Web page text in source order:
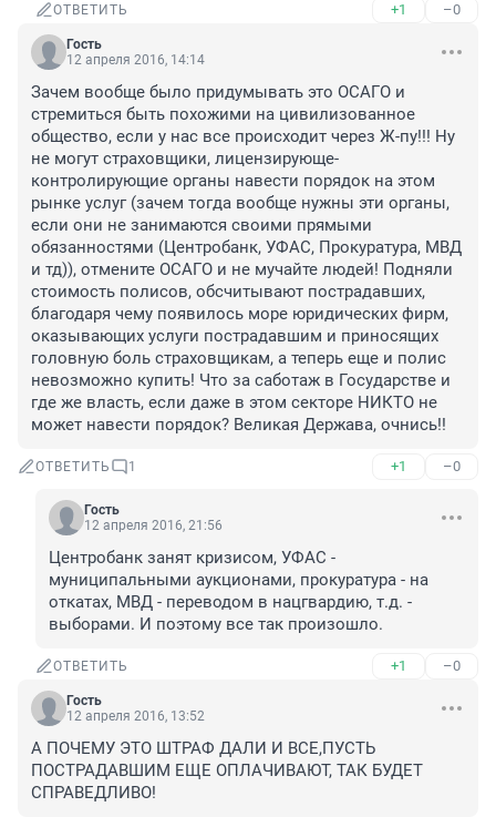
ОТВЕТИТЬ +1 –0
Гость
12 апреля 2016, 14:14
Зачем вообще было придумывать это ОСАГО и
стремиться быть похожими на цивилизованное
общество, если у нас все происходит через Ж-пу!!! Ну
не могут страховщики, лицензирующе-
контролирующие органы навести порядок на этом
рынке услуг (зачем тогда вообще нужны эти органы,
если они не занимаются своими прямыми
обязанностями (Центробанк, УФАС, Прокуратура, МВД
и тд)), отмените ОСАГО и не мучайте людей! Подняли
стоимость полисов, обсчитывают пострадавших,
благодаря чему появилось море юридических фирм,
оказывающих услуги пострадавшим и приносящих
головную боль страховщикам, а теперь еще и полис
невозможно купить! Что за саботаж в Государстве и
где же власть, если даже в этом секторе НИКТО не
может навести порядок? Великая Держава, очнись!!
ОТВЕТИТЬ 1 +1 –0
Гость
12 апреля 2016, 21:56
Центробанк занят кризисом, УФАС -
муниципальными аукционами, прокуратура - на
откатах, МВД - переводом в нацгвардию, т.д. -
выборами. И поэтому все так произошло.
ОТВЕТИТЬ +1 –0
Гость
12 апреля 2016, 13:52
А ПОЧЕМУ ЭТО ШТРАФ ДАЛИ И ВСЕ,ПУСТЬ
ПОСТРАДАВШИМ ЕЩЕ ОПЛАЧИВАЮТ, ТАК БУДЕТ
СПРАВЕДЛИВО!